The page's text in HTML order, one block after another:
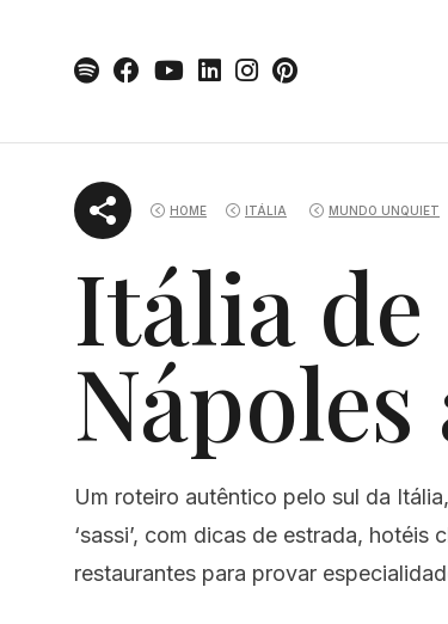
HOME ITÁLIA MUNDO UNQUIET
Itália
Um roteiro autêntico pelo sul da
‘sassi’, com dicas de estrada, hotéis
restaurantes para provar